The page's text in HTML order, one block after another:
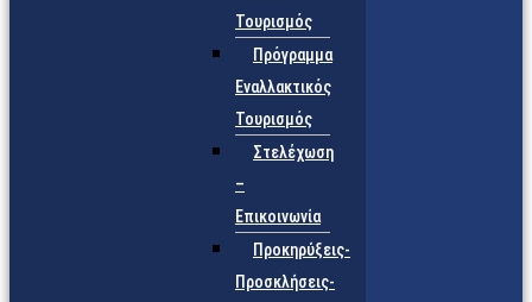
Τουρισμός
Πρόγραμμα
Εναλλακτικός
Τουρισμός
Στελέχωση
–
Επικοινωνία
Προκηρύξεις-
Προσκλήσεις-